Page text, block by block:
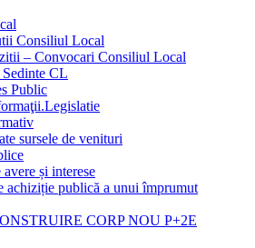
Consiliul Local
– Convocari Consiliul Local
CL
Public
sursele de venituri
și interese
achiziție publică a unui împrumut
CORP NOU P+2E